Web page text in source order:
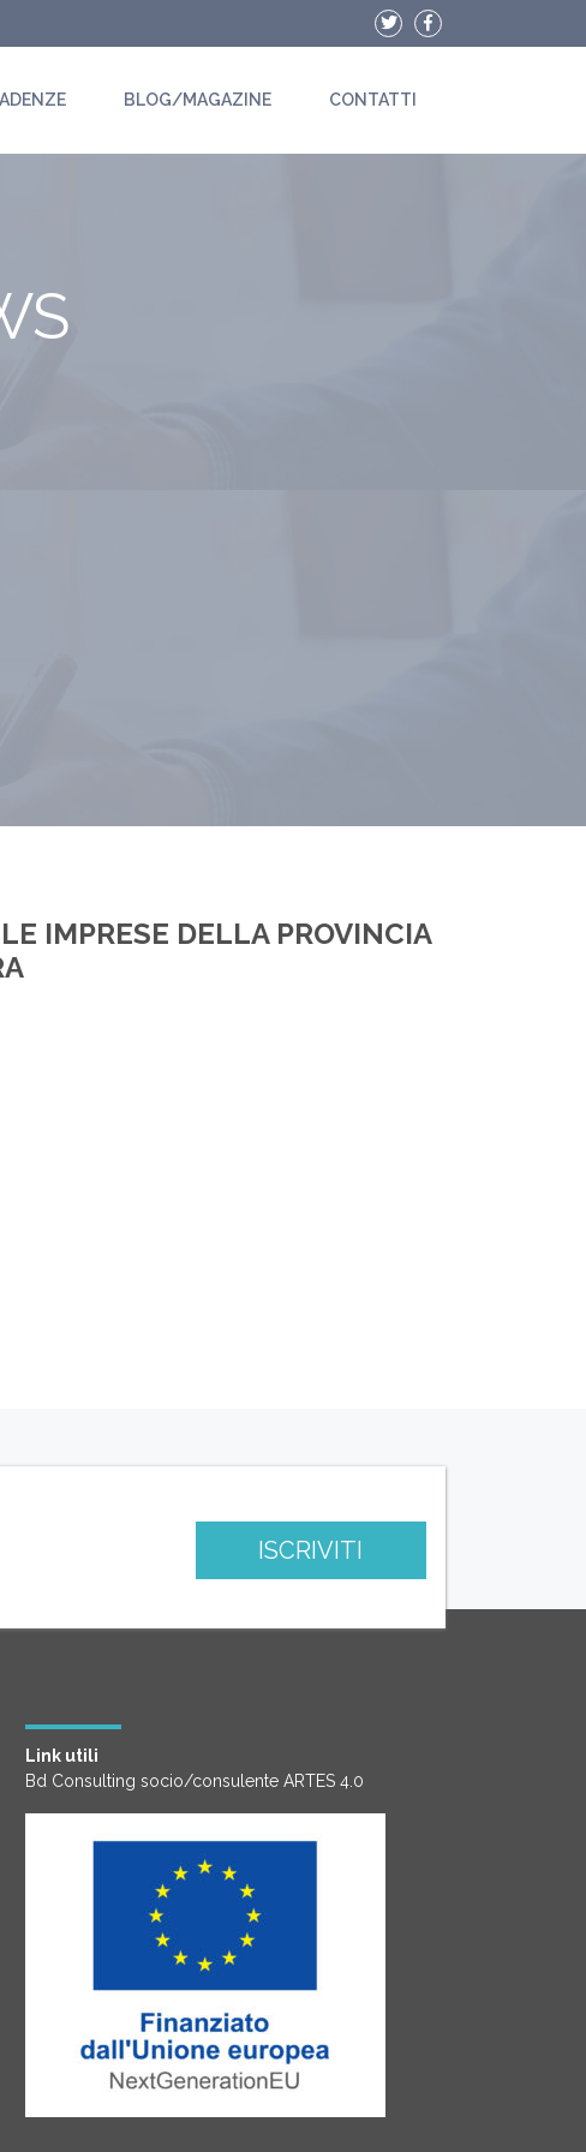
BLOG/MAGAZINE CONTATTI
IMPRESE DELLA PROVINCIA
ISCRIVITI
Link utili
Bd Consulting socio/consulente ARTES 4.0